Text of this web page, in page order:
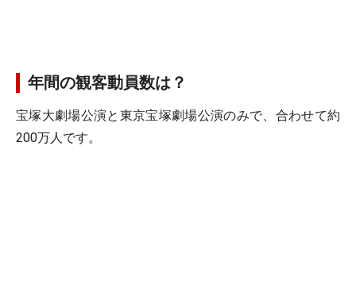
年間の観客動員数は？
宝塚大劇場公演と東京宝塚劇場公演のみで、合わせて約
200万人です。